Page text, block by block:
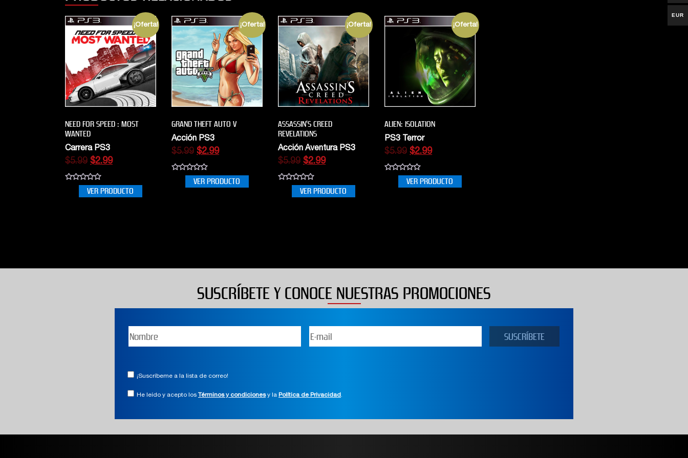
¡Oferta!
NEED FOR SPEED : MOST
WANTED
Carrera PS3
$5.99 $2.99
VER PRODUCTO
¡Oferta!
GRAND THEFT AUTO V
Acción PS3
$5.99 $2.99
VER PRODUCTO
¡Oferta!
ASSASSIN’S CREED
REVELATIONS
Acción Aventura PS3
$5.99 $2.99
VER PRODUCTO
¡Oferta!
ALIEN: ISOLATION
PS3 Terror
$5.99 $2.99
VER PRODUCTO
SUSCRÍBETE Y CONOCE NUESTRAS PROMOCIONES
¡Suscríbeme a la lista de correo!
He leído y acepto los Términos y condicionesy la Política de Privacidad.
EUR